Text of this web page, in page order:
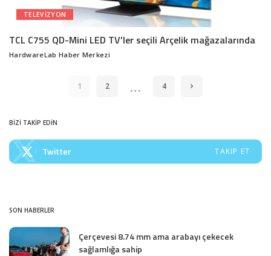
TELEVIZYON
TCL C755 QD-Mini LED TV’ler seçili Arçelik mağazalarında
Posted
HardwareLab Haber Merkezi
1 2 … 4
BİZİ TAKİP EDİN
Twitter TAKIP ET
SON HABERLER
Çerçevesi 8.74 mm ama arabayı çekecek
sağlamlığa sahip